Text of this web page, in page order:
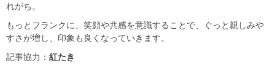
れがち。
もっとフランクに、笑顔や共感を意識することで、ぐっと親しみや
すさが増し、印象も良くなっていきます。
記事協力： 紅たき